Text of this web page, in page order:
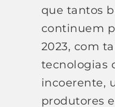
que tantos
continuem
2023, com
tecnologias
incoerente,
produtores